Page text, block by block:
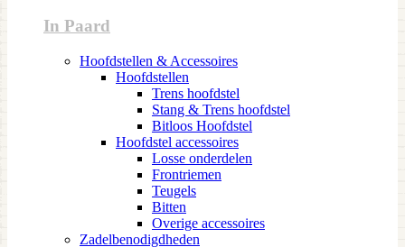
In Paard
Hoofdstellen & Accessoires
Hoofdstellen
Trens hoofdstel
Stang & Trens hoofdstel
Bitloos Hoofdstel
Hoofdstel accessoires
Losse onderdelen
Frontriemen
Teugels
Bitten
Overige accessoires
Zadelbenodigdheden